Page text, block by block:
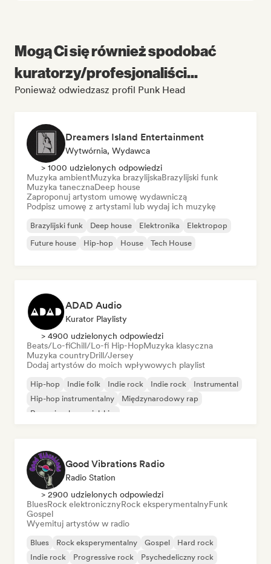
Mogą Ci się również spodobać
kuratorzy/profesjonaliści...
Ponieważ odwiedzasz profil Punk Head
Dreamers Island Entertainment
Wytwórnia, Wydawca
> 1000 udzielonych odpowiedzi
Muzyka ambientMuzyka brazylijskaBrazylijski funk
Muzyka tanecznaDeep house
Zaproponuj artystom umowę wydawniczą
Podpisz umowę z artystami lub wydaj ich muzykę
Brazylijski funk Deep house Elektronika
Elektropop
Future house
Hip-hop House Tech House
ADAD Audio
Kurator Playlisty
> 4900 udzielonych odpowiedzi
Beats/Lo-fiChill/Lo-fi Hip-HopMuzyka klasyczna
Muzyka countryDrill/Jersey
Dodaj artystów do moich wpływowych playlist
Hip-hop Indie folk Indie rock Indie rock
Instrumental
Hip-hop instrumentalny
Międzynarodowy rap
Rap w języku angielskim
Good Vibrations Radio
Radio Station
> 2900 udzielonych odpowiedzi
BluesRock elektronicznyRock eksperymentalnyFunk
Gospel
Wyemituj artystów w radio
Blues Rock eksperymentalny Gospel
Hard rock
Indie rock
Progressive rock
Psychedeliczny rock